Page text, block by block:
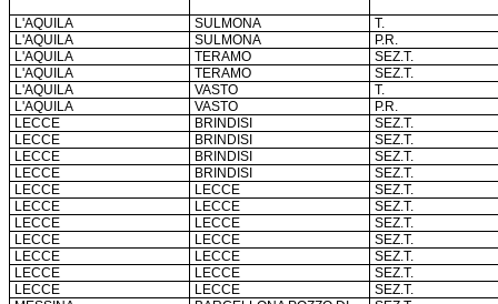
L'AQUILA SULMONA
T.
L'AQUILA
SULMONA
P.R.
L'AQUILA
TERAMO
SEZ.T.
L'AQUILA
TERAMO
SEZ.T.
L'AQUILA
VASTO
T.
L'AQUILA
VASTO
P.R.
LECCE
BRINDISI
SEZ.T.
LECCE
BRINDISI
SEZ.T.
LECCE
BRINDISI
SEZ.T.
LECCE
BRINDISI
SEZ.T.
LECCE
LECCE
SEZ.T.
LECCE
LECCE
SEZ.T.
LECCE
LECCE
SEZ.T.
LECCE
LECCE
SEZ.T.
LECCE
LECCE
SEZ.T.
LECCE
LECCE
SEZ.T.
LECCE
LECCE
SEZ.T.